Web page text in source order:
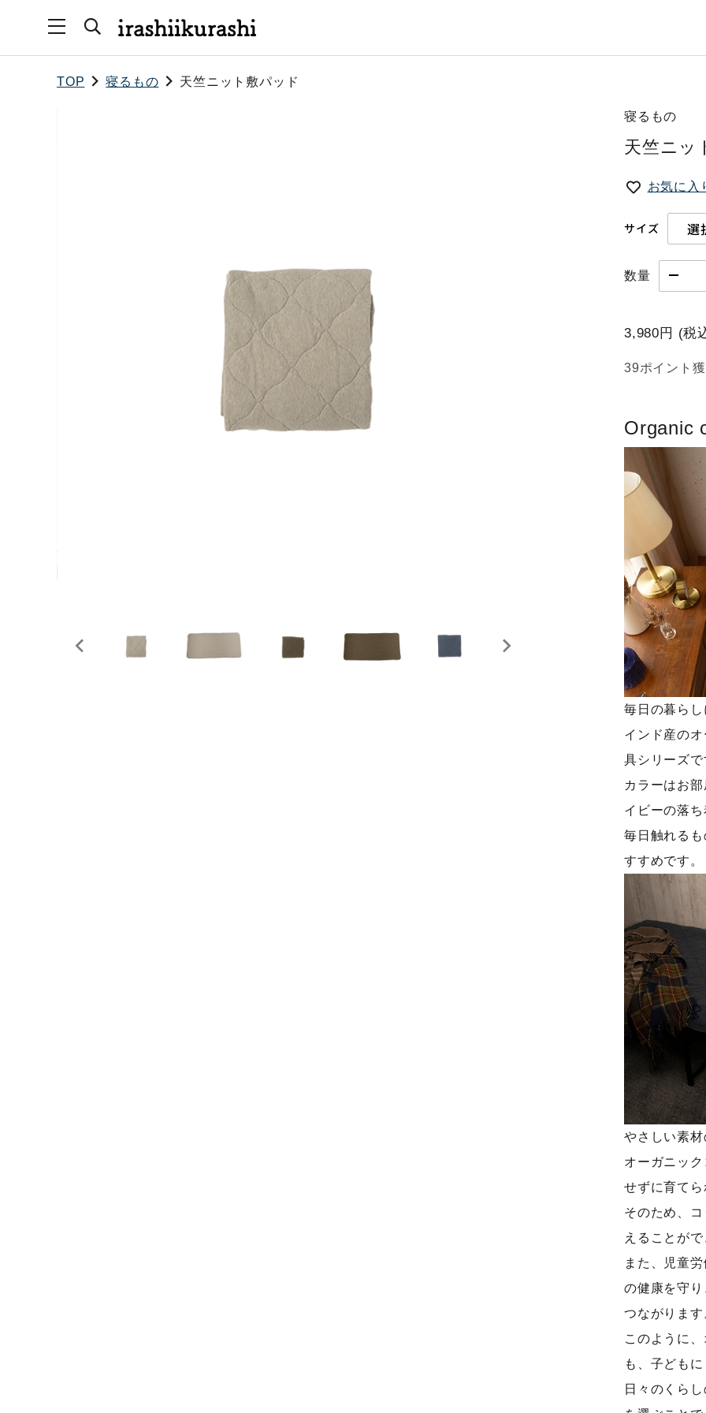
TOP 寝るもの 天竺ニット敷パッド
寝るもの
天竺ニッ
お気に入
サイズ
数量
3,980円 (税
39ポイント
Organic
毎日の暮ら
インド産の
具シリーズ
カラーはお
イビーの落
毎日触れる
すすめです。
やさしい素
オーガニッ
せずに育て
そのため、
えることが
また、児童
の健康を守
つながります
このように
も、子ども
日々のくら